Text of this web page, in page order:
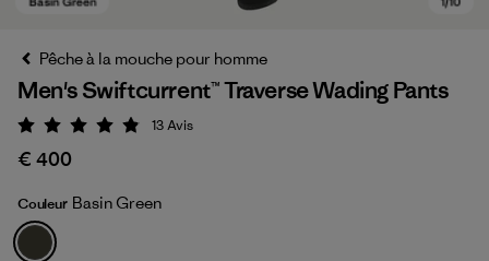
Basin Green
Pêche à la mouche pour homme
Men's Swiftcurrent™ Traverse Wading Pants
Évaluation: 4.8 / 5
13Avis
€ 400
Couleur Basin Green